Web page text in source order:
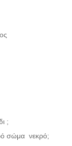
;
σώμα νεκρό;